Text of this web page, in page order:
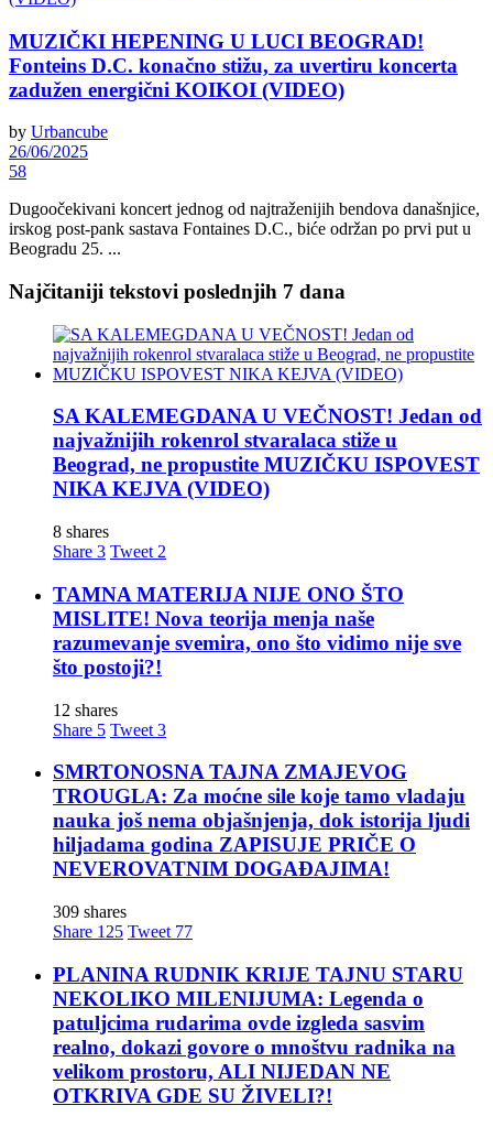
MUZIČKI HEPENING U LUCI BEOGRAD!
Fonteins D.C. konačno stižu, za uvertiru koncerta
zadužen energični KOIKOI (VIDEO)
by Urbancube
26/06/2025
58
Dugoočekivani koncert jednog od najtraženijih bendova današnjice,
irskog post-pank sastava Fontaines D.C., biće održan po prvi put u
Beogradu 25. ...
Najčitaniji tekstovi poslednjih 7 dana
SA KALEMEGDANA U VEČNOST! Jedan od
najvažnijih rokenrol stvaralaca stiže u
Beograd, ne propustite MUZIČKU ISPOVEST
NIKA KEJVA (VIDEO)
8 shares
Share 3 Tweet 2
TAMNA MATERIJA NIJE ONO ŠTO
MISLITE! Nova teorija menja naše
razumevanje svemira, ono što vidimo nije sve
što postoji?!
12 shares
Share 5 Tweet 3
SMRTONOSNA TAJNA ZMAJEVOG
TROUGLA: Za moćne sile koje tamo vladaju
nauka još nema objašnjenja, dok istorija ljudi
hiljadama godina ZAPISUJE PRIČE O
NEVEROVATNIM DOGAĐAJIMA!
309 shares
Share 125 Tweet 77
PLANINA RUDNIK KRIJE TAJNU STARU
NEKOLIKO MILENIJUMA: Legenda o
patuljcima rudarima ovde izgleda sasvim
realno, dokazi govore o mnoštvu radnika na
velikom prostoru, ALI NIJEDAN NE
OTKRIVA GDE SU ŽIVELI?!